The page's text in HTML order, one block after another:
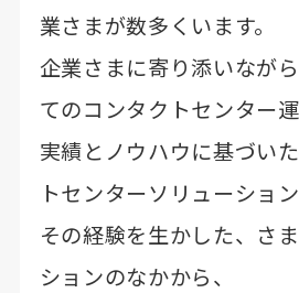
業さまが数多くいます。
企業さまに寄り添いなが
てのコンタクトセンター
実績と ノウハウに基づい
トセンターソリューション
その経験を生かした、さ
ションのなかから、